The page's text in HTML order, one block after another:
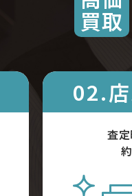
買取
02.
査